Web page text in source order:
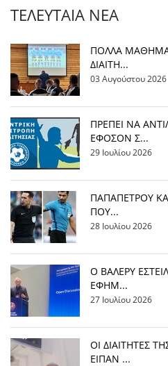
ΤΕΛΕΥΤΑΊΑ ΝΈΑ
ΠΟΛΛΑ
ΔΙΑΙΤΗ...
03 Αυγούστου 2026
ΠΡΕΠΕΙ ΝΑ
ΕΦΟΣΟΝ Σ...
29 Ιουλίου 2026
ΠΑΠΑΠΕΤΡΟΥ
ΠΟΥ...
28 Ιουλίου 2026
Ο ΒΑΛΕΡΥ
ΕΦΗΜ...
27 Ιουλίου 2026
ΟΙ ΔΙΑΙΤΗΤΕΣ
ΕΙΠΑΝ ...